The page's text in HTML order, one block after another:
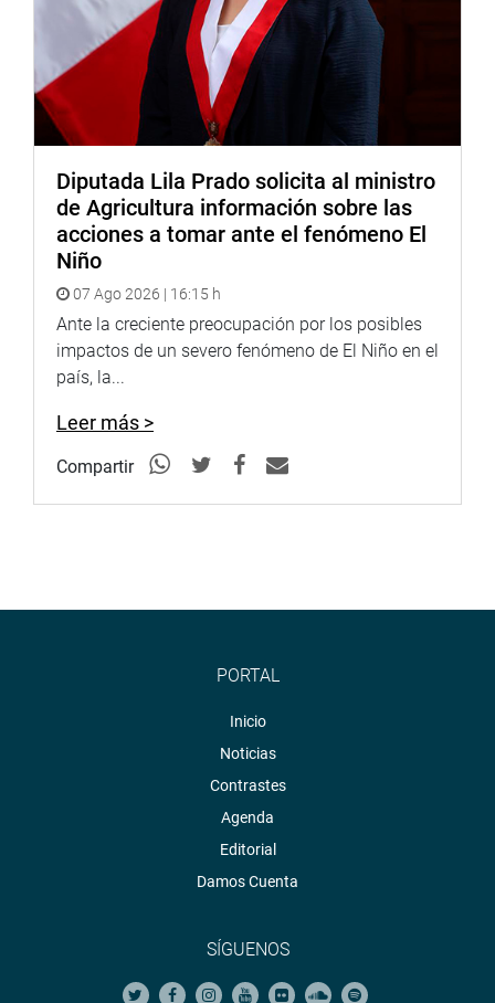
Diputada Lila Prado solicita al ministro
de Agricultura información sobre las
acciones a tomar ante el fenómeno El
Niño
07 Ago 2026 | 16:15 h
Ante la creciente preocupación por los posibles
impactos de un severo fenómeno de El Niño en el
país, la...
Leer más >
Compartir
PORTAL
Inicio
Noticias
Contrastes
Agenda
Editorial
Damos Cuenta
SÍGUENOS